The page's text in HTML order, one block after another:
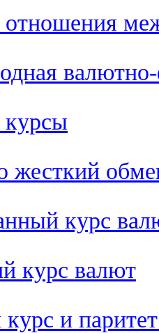
жесткий
курс
курс валют
и